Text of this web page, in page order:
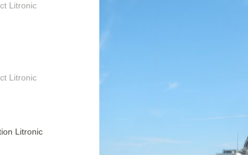
Litronic
Litronic
Litronic